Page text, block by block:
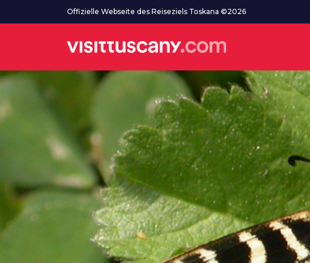
Zum HauptinhaltOffizielle Webseite des Reiseziels Toskana ©2026